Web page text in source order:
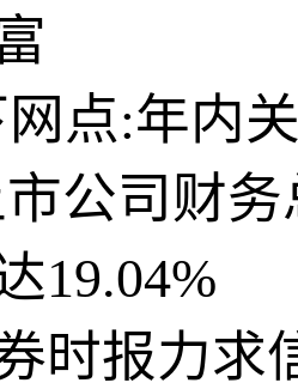
点:年内
公司财
19.04%
时报力求